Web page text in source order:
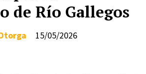
de Río Gallegos
15/05/2026